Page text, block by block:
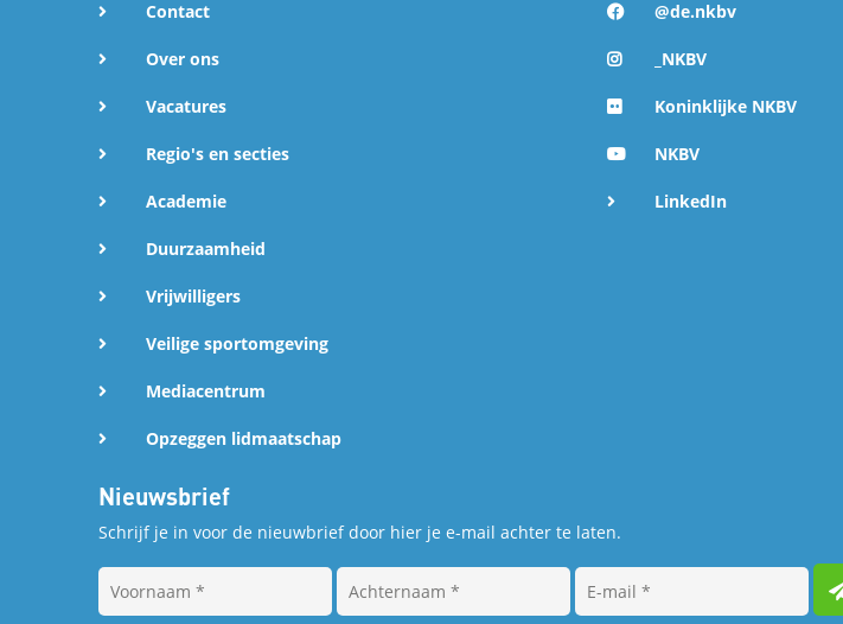
n
Contact
Over ons
Vacatures
Regio's en secties
Academie
Duurzaamheid
Vrijwilligers
Veilige sportomgeving
Mediacentrum
Opzeggen lidmaatschap
@de.nkbv
_NKBV
Koninklijke NKBV
NKBV
LinkedIn
Nieuwsbrief
Schrijf je in voor de nieuwbrief door hier je e-mail achter te laten.